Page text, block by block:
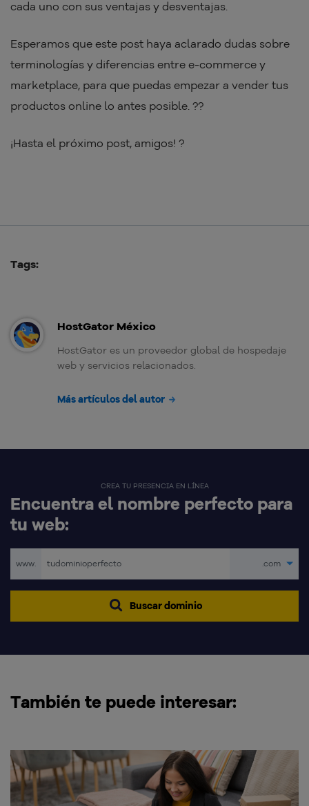
cada uno con sus ventajas y desventajas.
Esperamos que este post haya aclarado dudas sobre
terminologías y diferencias entre e-commerce y
marketplace, para que puedas empezar a vender tus
productos online lo antes posible. ??
¡Hasta el próximo post, amigos! ?
Tags:
HostGator México
HostGator es un proveedor global de hospedaje
web y servicios relacionados.
Más artículos del autor
CREA TU PRESENCIA EN LÍNEA
Encuentra el nombre perfecto para
tu web:
www. .com
Buscar dominio
También te puede interesar: